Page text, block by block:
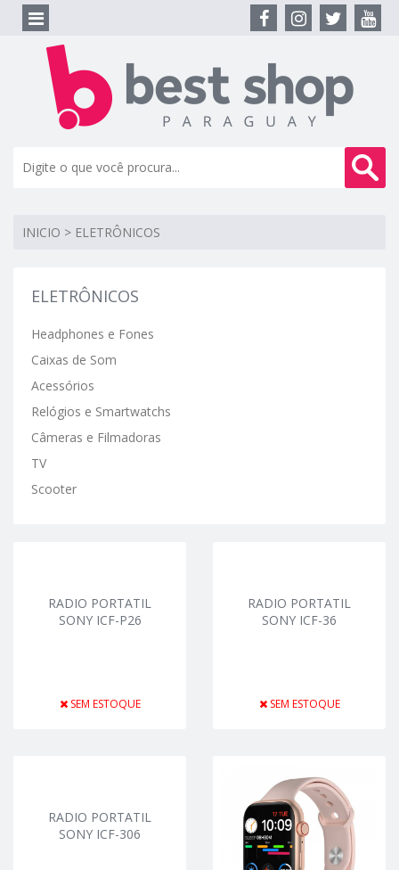
INICIO > ELETRÔNICOS
ELETRÔNICOS
Headphones e Fones
Caixas de Som
Acessórios
Relógios e Smartwatchs
Câmeras e Filmadoras
TV
Scooter
RADIO PORTATIL
SONY ICF-P26
SEM ESTOQUE
RADIO PORTATIL
SONY ICF-36
SEM ESTOQUE
RADIO PORTATIL
SONY ICF-306